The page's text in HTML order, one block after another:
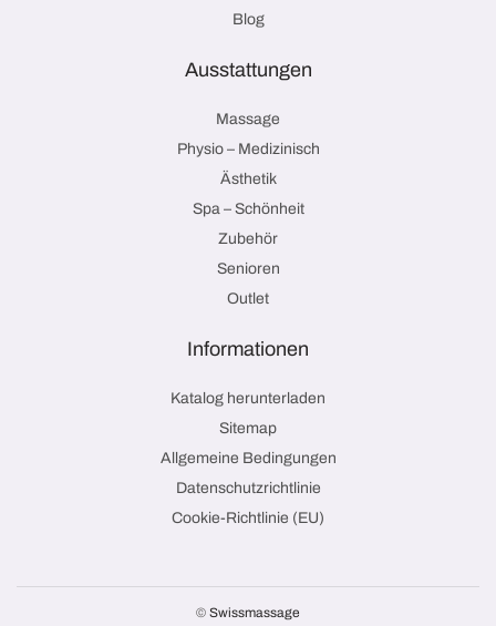
Blog
Ausstattungen
Massage
Physio – Medizinisch
Ästhetik
Spa – Schönheit
Zubehör
Senioren
Outlet
Informationen
Katalog herunterladen
Sitemap
Allgemeine Bedingungen
Datenschutzrichtlinie
Cookie-Richtlinie (EU)
© Swissmassage